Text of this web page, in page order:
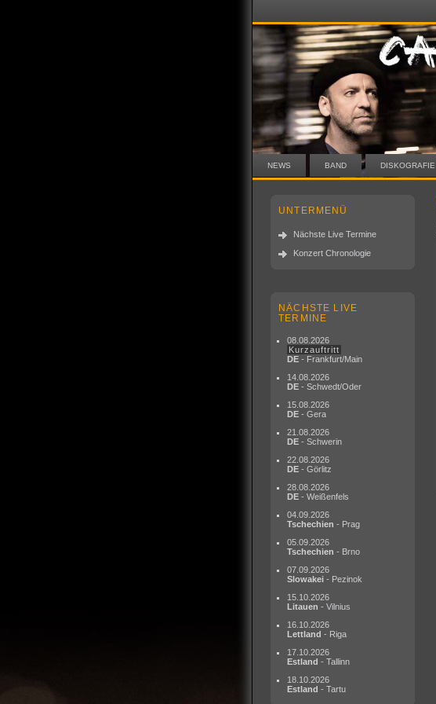
NEWS BAND DISKOGRAFIE
UNTERMENÜ
Nächste Live Termine
Konzert Chronologie
NÄCHSTE LIVE
TERMINE
08.08.2026
Kurzauftritt
DE - Frankfurt/Main
14.08.2026
DE - Schwedt/Oder
15.08.2026
DE - Gera
21.08.2026
DE - Schwerin
22.08.2026
DE - Görlitz
28.08.2026
DE - Weißenfels
04.09.2026
Tschechien - Prag
05.09.2026
Tschechien - Brno
07.09.2026
Slowakei - Pezinok
15.10.2026
Litauen - Vilnius
16.10.2026
Lettland - Riga
17.10.2026
Estland - Tallinn
18.10.2026
Estland - Tartu